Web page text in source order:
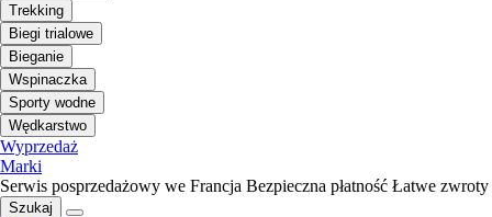
Trekking
Biegi trialowe
Bieganie
Wspinaczka
Sporty wodne
Wędkarstwo
Wyprzedaż
Marki
Serwis posprzedażowy we Francja Bezpieczna płatność Łatwe zwroty
Szukaj